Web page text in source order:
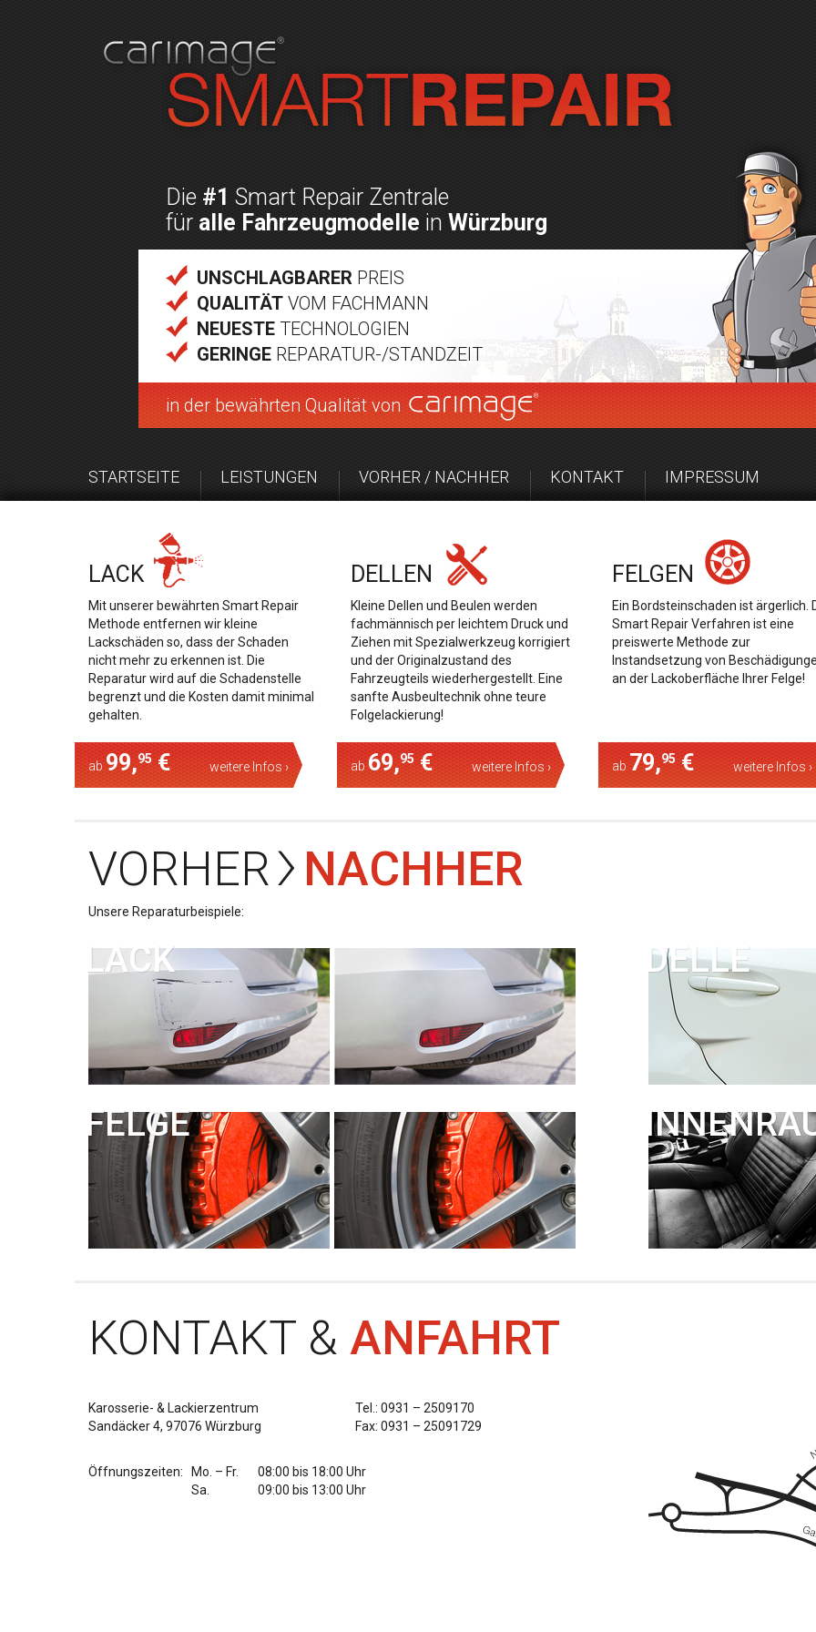
Die #1 Smart Repair Zentrale
für alle Fahrzeugmodelle in Würzburg
UNSCHLAGBARER PREIS
QUALITÄT VOM FACHMANN
NEUESTE TECHNOLOGIEN
GERINGE REPARATUR-/STANDZEIT
in der bewährten Qualität von
STARTSEITE LEISTUNGEN VORHER / NACHHER KONTAKT IMPRESSUM
LACK
Mit unserer bewährten Smart Repair
Methode entfernen wir kleine
Lackschäden so, dass der Schaden
nicht mehr zu erkennen ist. Die
Reparatur wird auf die Schadenstelle
begrenzt und die Kosten damit minimal
gehalten.
ab99,95€ weitere Infos ›
DELLEN
Kleine Dellen und Beulen werden
fachmännisch per leichtem Druck und
Ziehen mit Spezialwerkzeug korrigiert
und der Originalzustand des
Fahrzeugteils wiederhergestellt. Eine
sanfte Ausbeultechnik ohne teure
Folgelackierung!
ab69,95€ weitere Infos ›
FELGEN
Ein Bordsteinschaden ist ärgerlich.
Smart Repair Verfahren ist eine
preiswerte Methode zur
Instandsetzung von
an der Lackoberfläche Ihrer Felge!
ab79,95€ weitere Infos ›
VORHER› NACHHER
Unsere Reparaturbeispiele:
LACK DELLE
FELGE
KONTAKT & ANFAHRT
Karosserie- & Lackierzentrum
Sandäcker 4, 97076 Würzburg
Tel.: 0931 – 2509170
Fax: 0931 – 25091729
Öffnungszeiten: Mo. – Fr.
08:00 bis 18:00 Uhr
Sa.
09:00 bis 13:00 Uhr